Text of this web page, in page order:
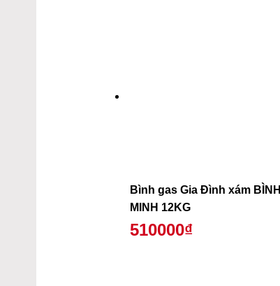
Bình gas Gia Đình xám BÌNH
MINH 12KG
510000₫